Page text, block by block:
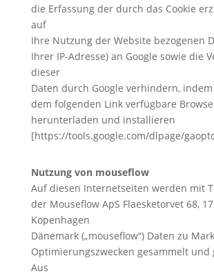
die Erfassung der durch das Cookie
auf
Ihre Nutzung der Website bezogenen
Ihrer IP-Adresse) an Google sowie die
dieser
Daten durch Google verhindern,
dem folgenden Link verfügbare
herunterladen und installieren
[https://tools.google.com/dlpage/
Nutzung von mouseflow
Auf diesen Internetseiten werden mit
der Mouseflow ApS Flaesketorvet 68,
Kopenhagen
Dänemark („mouseflow“) Daten zu
Optimierungszwecken gesammelt und
Aus